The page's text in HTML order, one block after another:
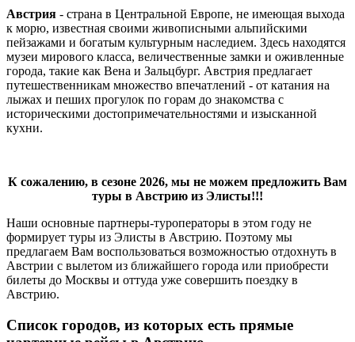
Австрия - страна в Центральной Европе, не имеющая выхода
к морю, известная своими живописными альпийскими
пейзажами и богатым культурным наследием. Здесь находятся
музеи мирового класса, величественные замки и оживленные
города, такие как Вена и Зальцбург. Австрия предлагает
путешественникам множество впечатлений - от катания на
лыжах и пеших прогулок по горам до знакомства с
историческими достопримечательностями и изысканной
кухни.
К сожалению, в сезоне 2026, мы не можем предложить Вам
туры в Австрию из Элисты!!!
Наши основные партнеры-туроператоры в этом году не
формирует туры из Элисты в Австрию. Поэтому мы
предлагаем Вам воспользоваться возможностью отдохнуть в
Австрии с вылетом из ближайшего города или приобрести
билеты до Москвы и оттуда уже совершить поездку в
Австрию.
Список городов, из которых есть прямые